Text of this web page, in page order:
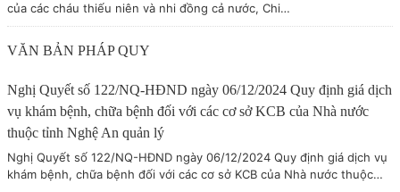
của các cháu thiếu niên và nhi đồng cả nước, Chi…
VĂN BẢN PHÁP QUY
Nghị Quyết số 122/NQ-HĐND ngày 06/12/2024 Quy định giá dịch
vụ khám bệnh, chữa bệnh đối với các cơ sở KCB của Nhà nước
thuộc tỉnh Nghệ An quản lý
Nghị Quyết số 122/NQ-HĐND ngày 06/12/2024 Quy định giá dịch vụ
khám bệnh, chữa bệnh đối với các cơ sở KCB của Nhà nước thuộc…